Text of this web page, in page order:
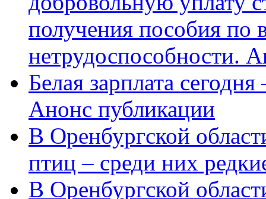
получения пособия по
нетрудоспособности.
Белая зарплата
Анонс публикации
В Оренбургской
птиц – среди них
В Оренбургской